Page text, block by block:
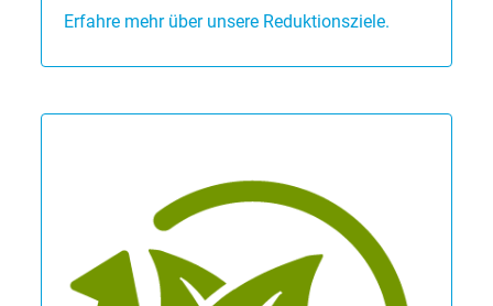
Erfahre mehr über unsere Reduktionsziele.